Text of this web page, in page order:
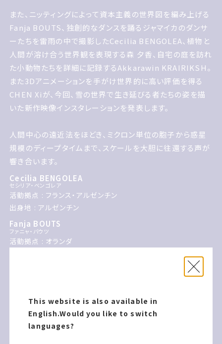
This website is also available in
English.Would you like to switch
languages?
また ニッティングによって資本主義の世界図を編み上げる
Fanja BOUTS 独創的なダンスを踊るジャマイカのダンサ
ーたちを雷雨の中で撮影したCecilia BENGOLEA 植物と
人間が溶け合う世界観を表現する森 夕香 自宅の庭を訪れ
た小動物たちを詳細に記録するAkkarawin KRAIRIKSH
また3Dアニメーションを手がけ世界的に高い評価を得る
た新作映像インスタレーションを発表します
人間中心の遠近法をほどき ミクロン単位の胞子から惑星規
模のディープタイムまで スケールを大胆に往還する声が響
き合います
また、ニッティングによって資本主義の世界図を編み上げる
Fanja BOUTS、独創的なダンスを踊るジャマイカのダンサ
ーたちを雷雨の中で撮影したCecilia BENGOLEA、植物と
人間が溶け合う世界観を表現する森 夕香、自宅の庭を訪れ
た小動物たちを詳細に記録するAkkarawin KRAIRIKSH。
また3Dアニメーションを手がけ世界的に高い評価を得る
CHEN Xiが、今回、雪の世界で生き延びる者たちの姿を描
いた新作映像インスタレーションを発表します。
人間中心の遠近法をほどき、ミクロン単位の胞子から惑星
規模のディープタイムまで、スケールを大胆に往還する声が
響き合います。
Cecilia BENGOLEA
セシリア・ベンゴレア
活動拠点 : フランス・アルゼンチン
出身地 : アルゼンチン
Fanja BOUTS
ファニャ・バウツ
活動拠点 : オランダ
出身地 : 中国
川上りえ
KAWAKAMI Rie
活動拠点 : 北海道石狩市